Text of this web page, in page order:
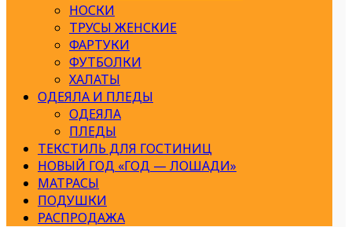
НОСКИ
ТРУСЫ ЖЕНСКИЕ
ФАРТУКИ
ФУТБОЛКИ
ХАЛАТЫ
ОДЕЯЛА И ПЛЕДЫ
ОДЕЯЛА
ПЛЕДЫ
ТЕКСТИЛЬ ДЛЯ ГОСТИНИЦ
НОВЫЙ ГОД «ГОД — ЛОШАДИ»
МАТРАСЫ
ПОДУШКИ
РАСПРОДАЖА